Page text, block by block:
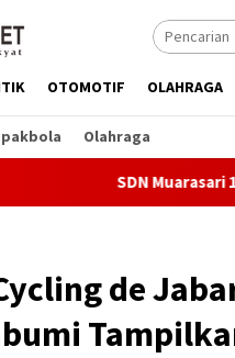
OTOMOTIF OLAHRAGA
Olahraga
Muarasari 1 Kota Bogor
de